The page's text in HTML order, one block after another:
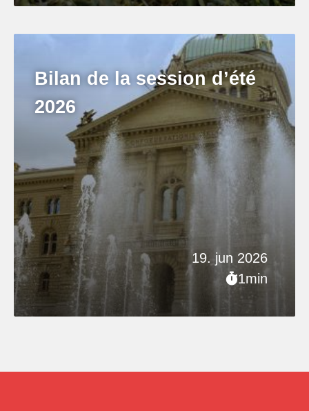
19. jun 2026
1min
Bilan de la session d’été
2026